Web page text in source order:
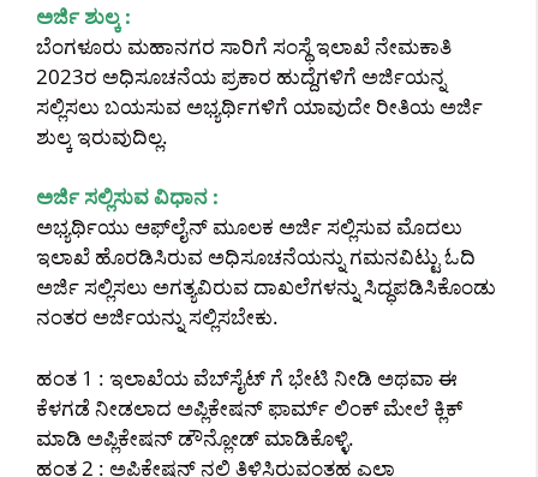
ಅರ್ಜಿ ಶುಲ್ಕ :
ಬೆಂಗಳೂರು ಮಹಾನಗರ ಸಾರಿಗೆ ಸಂಸ್ಥೆ ಇಲಾಖೆ ನೇಮಕಾತಿ
2023ರ ಅಧಿಸೂಚನೆಯ ಪ್ರಕಾರ ಹುದ್ದೆಗಳಿಗೆ ಅರ್ಜಿಯನ್ನ
ಸಲ್ಲಿಸಲು ಬಯಸುವ ಅಭ್ಯರ್ಥಿಗಳಿಗೆ ಯಾವುದೇ ರೀತಿಯ ಅರ್ಜಿ
ಶುಲ್ಕ ಇರುವುದಿಲ್ಲ.
ಅರ್ಜಿ ಸಲ್ಲಿಸುವ ವಿಧಾನ :
ಅಭ್ಯರ್ಥಿಯು ಆಫ್‌ಲೈನ್‌ ಮೂಲಕ ಅರ್ಜಿ ಸಲ್ಲಿಸುವ ಮೊದಲು
ಇಲಾಖೆ ಹೊರಡಿಸಿರುವ ಅಧಿಸೂಚನೆಯನ್ನು ಗಮನವಿಟ್ಟು ಓದಿ
ಅರ್ಜಿ ಸಲ್ಲಿಸಲು ಅಗತ್ಯವಿರುವ ದಾಖಲೆಗಳನ್ನು ಸಿದ್ಧಪಡಿಸಿಕೊಂಡು
ನಂತರ ಅರ್ಜಿಯನ್ನು ಸಲ್ಲಿಸಬೇಕು.
ಹಂತ 1 : ಇಲಾಖೆಯ ವೆಬ್‌ಸೈಟ್ ಗೆ ಭೇಟಿ ನೀಡಿ ಅಥವಾ ಈ
ಕೆಳಗಡೆ ನೀಡಲಾದ ಅಪ್ಲಿಕೇಷನ್ ಫಾರ್ಮ್ ಲಿಂಕ್ ಮೇಲೆ ಕ್ಲಿಕ್
ಮಾಡಿ ಅಪ್ಲಿಕೇಷನ್ ಡೌನ್ಲೋಡ್ ಮಾಡಿಕೊಳ್ಳಿ.
ಹಂತ 2 : ಅಪ್ಲಿಕೇಷನ್ ನಲ್ಲಿ ತಿಳಿಸಿರುವಂತಹ ಎಲ್ಲಾ